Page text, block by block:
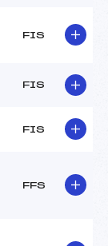
FIS
FIS
FIS
FFS